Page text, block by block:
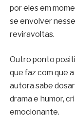
por eles em
se envolver
reviravoltas.
Outro ponto
que faz com que
autora sabe
drama e humor,
emocionante.